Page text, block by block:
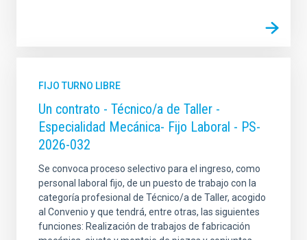
FIJO TURNO LIBRE
Un contrato - Técnico/a de Taller -
Especialidad Mecánica- Fijo Laboral - PS-
2026-032
Se convoca proceso selectivo para el ingreso, como
personal laboral fijo, de un puesto de trabajo con la
categoría profesional de Técnico/a de Taller, acogido
al Convenio y que tendrá, entre otras, las siguientes
funciones: Realización de trabajos de fabricación